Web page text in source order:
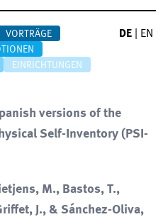
VORTRÄGE
EINRICHTUNGEN
DE EN
versions of the
Self-Inventory (PSI-
M., Bastos, T.,
J., & Sánchez-Oliva,